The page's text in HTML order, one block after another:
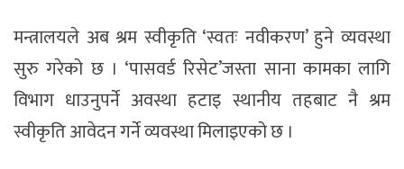
मन्त्रालयले अब श्रम स्वीकृति ‘स्वतः नवीकरण’ हुने व्यवस्था
सुरु गरेको छ । ‘पासवर्ड रिसेट’जस्ता साना कामका लागि
विभाग धाउनुपर्ने अवस्था हटाइ स्थानीय तहबाट नै श्रम
स्वीकृति आवेदन गर्ने व्यवस्था मिलाइएको छ ।